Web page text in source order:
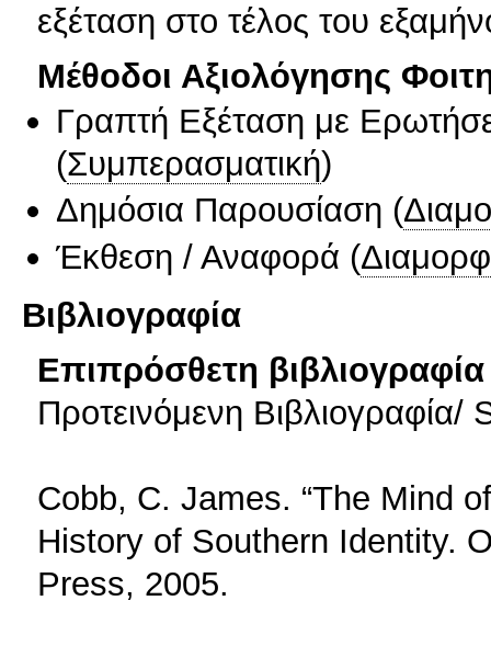
εξέταση στο τέλος του
Μέθοδοι Αξιολόγησης
Γραπτή Εξέταση με
(Συμπερασματική)
Δημόσια Παρουσίαση (
Έκθεση / Αναφορά (
Βιβλιογραφία
Επιπρόσθετη βιβλιογραφία
Προτεινόμενη
Cobb, C. James. “The Mind
History of Southern Identity.
Press, 2005.